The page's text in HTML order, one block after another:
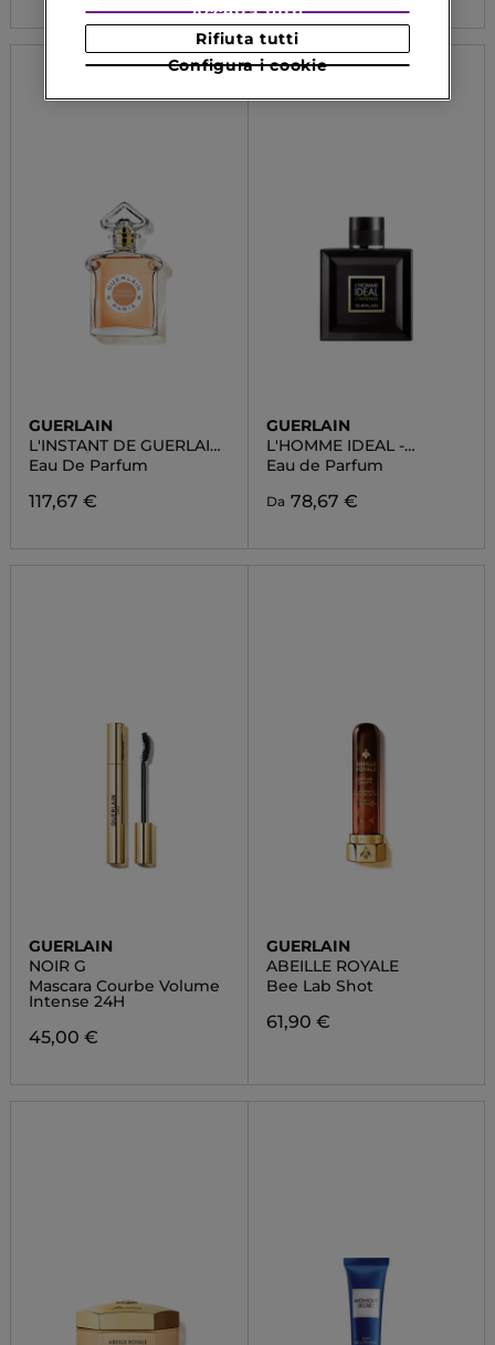
GUERLAIN
L'INSTANT DE GUERLAIN
- LES LÉGENDAIRES
Eau De Parfum
117,67 €
GUERLAIN
L'HOMME IDEAL -
L'INTENSE
Eau de Parfum
Da 78,67 €
GUERLAIN
NOIR G
Mascara Courbe Volume
Intense 24H
45,00 €
GUERLAIN
ABEILLE ROYALE
Bee Lab Shot
61,90 €
Configura i cookie
Rifiuta tutti
Accetta tutti